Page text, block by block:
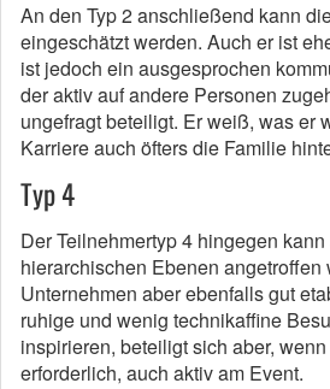
An den Typ 2 anschließend kann
eingeschätzt werden. Auch er ist
ist jedoch ein ausgesprochen
der aktiv auf andere Personen
ungefragt beteiligt. Er weiß, was er
Karriere auch öfters die Familie
Typ 4
Der Teilnehmertyp 4 hingegen
hierarchischen Ebenen
Unternehmen aber ebenfalls gut
ruhige und wenig technikaffine
inspirieren, beteiligt sich aber,
erforderlich, auch aktiv am Event.